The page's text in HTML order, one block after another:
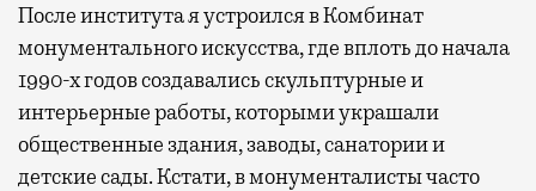
После института я устроился в Комбинат
монументального искусства, где вплоть до начала
1990-х годов создавались скульптурные и
интерьерные работы, которыми украшали
общественные здания, заводы, санатории и
детские сады. Кстати, в монументалисты часто